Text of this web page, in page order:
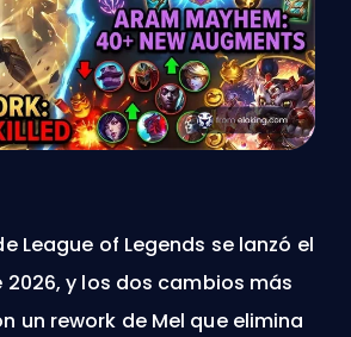
League of Legends se lanzó el
2026, y los dos cambios más
un rework de Mel que elimina